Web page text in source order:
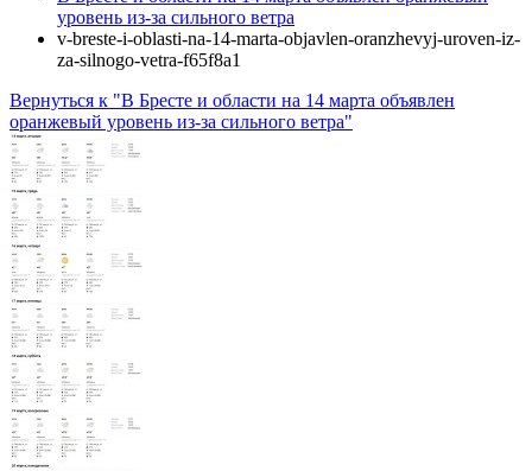
уровень из-за сильного ветра
v-breste-i-oblasti-na-14-marta-objavlen-oranzhevyj-uroven-iz-
za-silnogo-vetra-f65f8a1
Вернуться к "В Бресте и области на 14 марта объявлен
оранжевый уровень из-за сильного ветра"